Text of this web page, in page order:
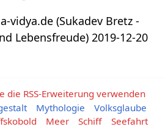
vidya.de (Sukadev Bretz -
Lebensfreude) 2019-12-20
die RSS-Erweiterung verwenden
Mythologie
Volksglaube
Meer Schiff Seefahrt